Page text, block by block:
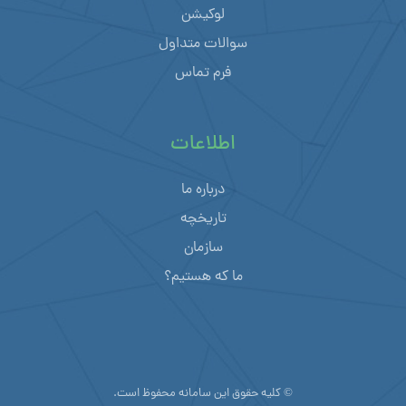
لوکیشن
سوالات متداول
فرم تماس
اطلاعات
درباره ما
تاریخچه
سازمان
ما که هستیم؟
© کلیه حقوق این سامانه محفوظ است.